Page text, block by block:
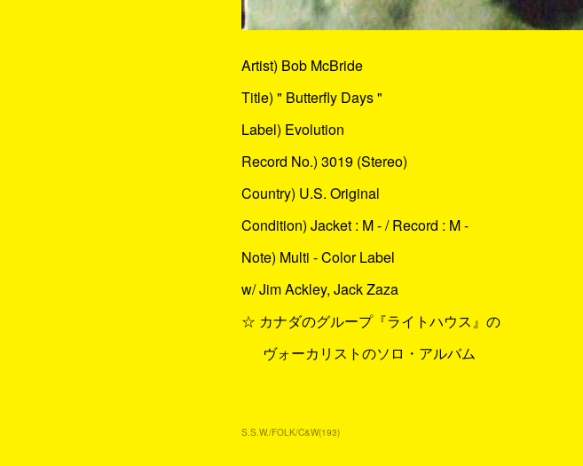
Artist) Bob McBride
Title) " Butterfly Days "
Label) Evolution
Record No.) 3019 (Stereo)
Country) U.S. Original
Condition) Jacket : M - / Record : M -
Note) Multi - Color Label
w/ Jim Ackley, Jack Zaza
☆ カナダのグループ『ライトハウス』の
ヴォーカリストのソロ・アルバム
S.S.W./FOLK/C&W(193)